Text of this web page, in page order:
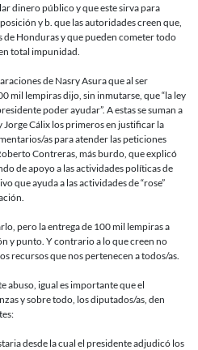
dinero público y que este sirva para
y b. que las autoridades creen que,
de Honduras y que pueden cometer todo
total impunidad.
de Nasry Asura que al ser
mil lempiras dijo, sin inmutarse, que “la ley
poder ayudar”. A estas se suman a
Cálix los primeros en justificar la
as para atender las peticiones
Contreras, más burdo, que explicó
de apoyo a las actividades políticas de
que ayuda a las actividades de “rose”
pero la entrega de 100 mil lempiras a
y punto. Y contrario a lo que creen no
recursos que nos pertenecen a todos/as.
abuso, igual es importante que el
y sobre todo, los diputados/as, den
desde la cual el presidente adjudicó los